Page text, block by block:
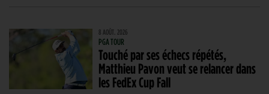
8 AOÛT. 2026
PGA TOUR
Touché par ses échecs répétés,
Matthieu Pavon veut se relancer dans
les FedEx Cup Fall